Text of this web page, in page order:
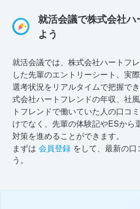
就活会議で株式会社
よう
就活会議では、株式会社ハートフ
した先輩のエントリーシート、実
選考状況をリアルタイムで把握で
式会社ハートフレンドの年収、社
トフレンドで働いていた人の口コ
けでなく、先輩の体験記やESから
対策を進めることができます。
まずは 会員登録 をして、最新の口
う。